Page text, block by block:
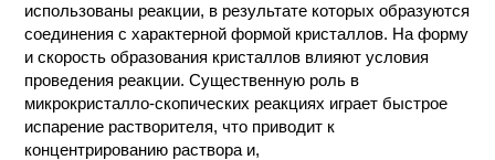
МЕТОДЫ
ПРАКТИЧЕСКОЙ
ХИМИЯ НА
ПРОИЗВОДСТВЕ
использованы реакции, в результате которых образуются
соединения с характерной формой кристаллов. На форму
и скорость образования кристаллов влияют условия
проведения реакции. Существенную роль в
микрокристалло-скопических реакциях играет быстрое
испарение растворителя, что приводит к
концентрированию раствора и,